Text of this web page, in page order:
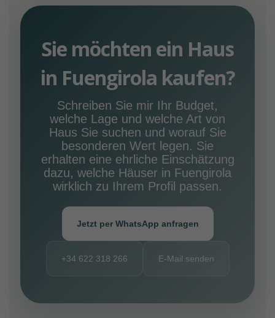
Sie möchten ein Haus
in Fuengirola kaufen?
Schreiben Sie mir Ihr Budget,
welche Lage und welche Art von
Haus Sie suchen und worauf Sie
besonderen Wert legen. Sie
erhalten eine ehrliche Einschätzung
dazu, welche Häuser in Fuengirola
wirklich zu Ihrem Profil passen.
Jetzt per WhatsApp anfragen
+34 622 318 266 E-Mail senden